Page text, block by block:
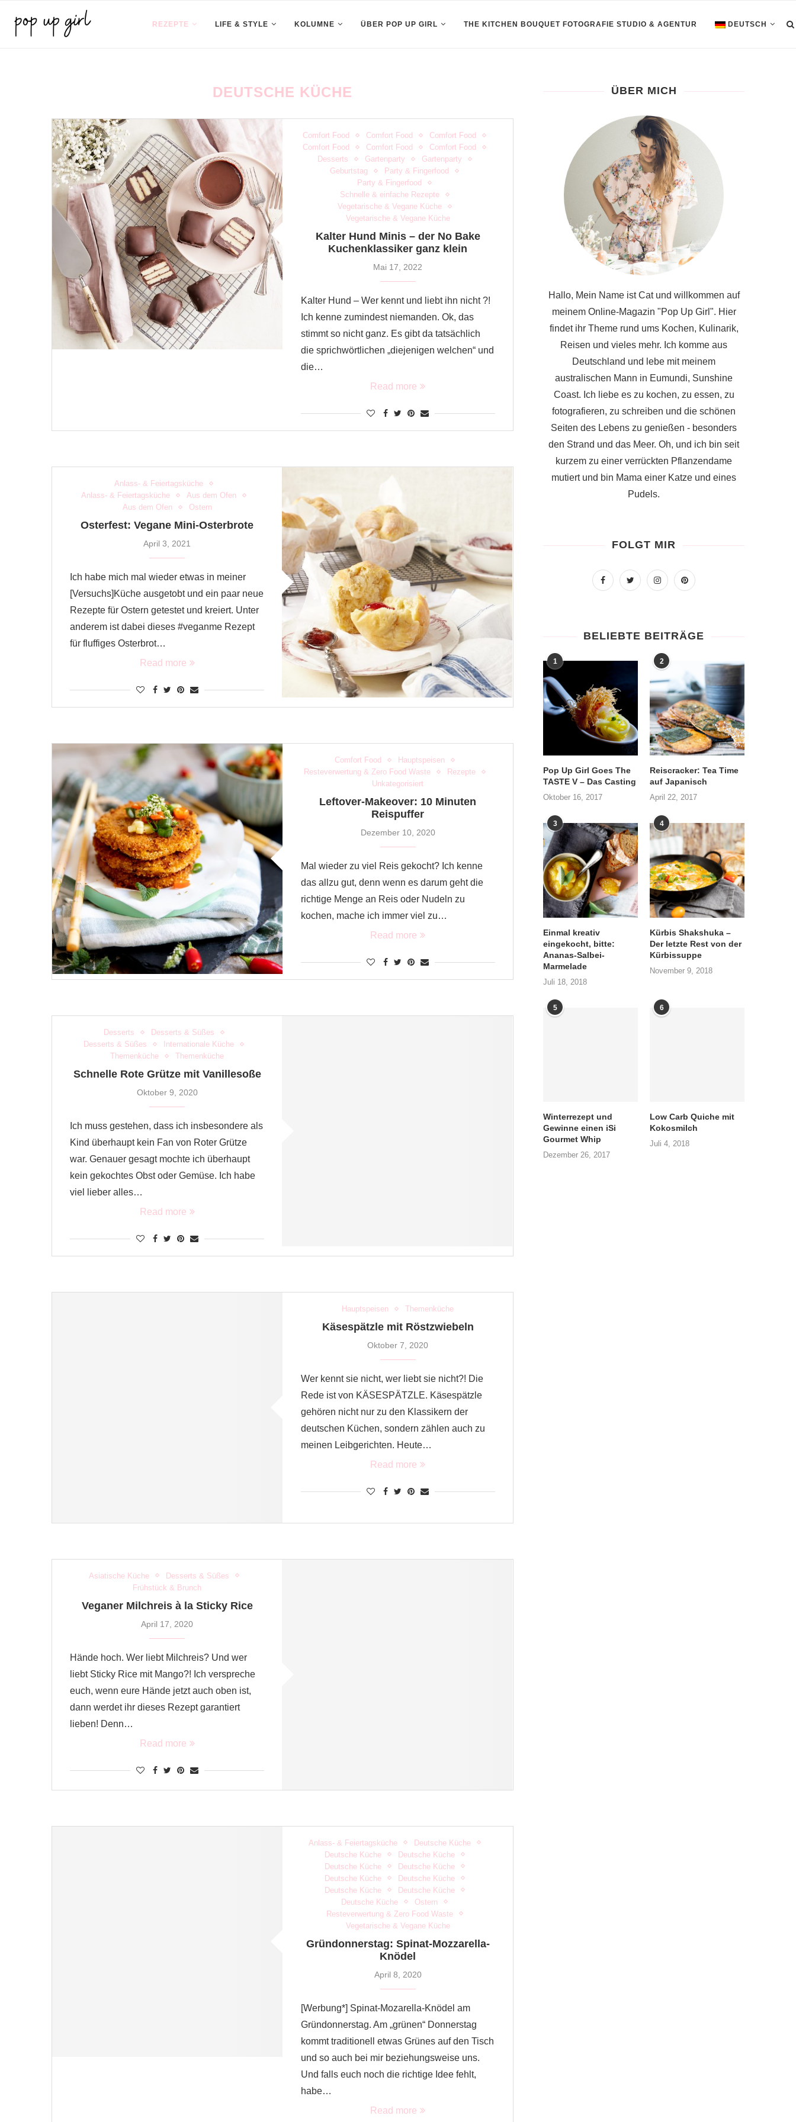
REZEPTE LIFE & STYLE KOLUMNE ÜBER POP UP GIRL THE KITCHEN BOUQUET FOTOGRAFIE STUDIO & AGENTUR DEUTSCH
DEUTSCHE KÜCHE
Comfort Food Comfort Food
Comfort Food
Comfort Food
Comfort Food
Comfort Food
Desserts
Gartenparty
Gartenparty
Geburtstag
Party & Fingerfood
Party & Fingerfood
Schnelle & einfache Rezepte
Vegetarische & Vegane Küche
Vegetarische & Vegane Küche
Kalter Hund Minis – der No Bake
Kuchenklassiker ganz klein
Mai 17, 2022
Kalter Hund – Wer kennt und liebt ihn nicht ?!
Ich kenne zumindest niemanden. Ok, das
stimmt so nicht ganz. Es gibt da tatsächlich
die sprichwörtlichen „diejenigen welchen“ und
die…
Read more
Anlass- & Feiertagsküche
Anlass- & Feiertagsküche
Aus dem Ofen
Aus dem Ofen
Ostern
Osterfest: Vegane Mini-Osterbrote
April 3, 2021
Ich habe mich mal wieder etwas in meiner
[Versuchs]Küche ausgetobt und ein paar neue
Rezepte für Ostern getestet und kreiert. Unter
anderem ist dabei dieses #veganme Rezept
für fluffiges Osterbrot…
Read more
Comfort Food
Hauptspeisen
Resteverwertung & Zero Food Waste
Rezepte
Unkategorisiert
Leftover-Makeover: 10 Minuten
Reispuffer
Dezember 10, 2020
Mal wieder zu viel Reis gekocht? Ich kenne
das allzu gut, denn wenn es darum geht die
richtige Menge an Reis oder Nudeln zu
kochen, mache ich immer viel zu…
Read more
Desserts
Desserts & Süßes
Desserts & Süßes
Internationale Küche
Themenküche
Themenküche
Schnelle Rote Grütze mit Vanillesoße
Oktober 9, 2020
Ich muss gestehen, dass ich insbesondere als
Kind überhaupt kein Fan von Roter Grütze
war. Genauer gesagt mochte ich überhaupt
kein gekochtes Obst oder Gemüse. Ich habe
viel lieber alles…
Read more
Hauptspeisen Themenküche
Käsespätzle mit Röstzwiebeln
Oktober 7, 2020
Wer kennt sie nicht, wer liebt sie nicht?! Die
Rede ist von KÄSESPÄTZLE. Käsespätzle
gehören nicht nur zu den Klassikern der
deutschen Küchen, sondern zählen auch zu
meinen Leibgerichten. Heute…
Read more
Asiatische Küche
Desserts & Süßes
Frühstück & Brunch
Veganer Milchreis à la Sticky Rice
April 17, 2020
Hände hoch. Wer liebt Milchreis? Und wer
liebt Sticky Rice mit Mango?! Ich verspreche
euch, wenn eure Hände jetzt auch oben ist,
dann werdet ihr dieses Rezept garantiert
lieben! Denn…
Read more
Anlass- & Feiertagsküche
Deutsche Küche
Deutsche Küche
Deutsche Küche
Deutsche Küche
Deutsche Küche
Deutsche Küche
Deutsche Küche
Deutsche Küche
Deutsche Küche
Deutsche Küche
Ostern
Resteverwertung & Zero Food Waste
Vegetarische & Vegane Küche
Gründonnerstag: Spinat-Mozzarella-
Knödel
April 8, 2020
[Werbung*] Spinat-Mozarella-Knödel am
Gründonnerstag. Am „grünen“ Donnerstag
kommt traditionell etwas Grünes auf den Tisch
und so auch bei mir beziehungsweise uns.
Und falls euch noch die richtige Idee fehlt,
habe…
Read more
ÜBER MICH
Hallo, Mein Name ist Cat und willkommen auf
meinem Online-Magazin "Pop Up Girl". Hier
findet ihr Theme rund ums Kochen, Kulinarik,
Reisen und vieles mehr. Ich komme aus
Deutschland und lebe mit meinem
australischen Mann in Eumundi, Sunshine
Coast. Ich liebe es zu kochen, zu essen, zu
fotografieren, zu schreiben und die schönen
Seiten des Lebens zu genießen - besonders
den Strand und das Meer. Oh, und ich bin seit
kurzem zu einer verrückten Pflanzendame
mutiert und bin Mama einer Katze und eines
Pudels.
FOLGT MIR
BELIEBTE BEITRÄGE
1
Pop Up Girl Goes The
TASTE V – Das Casting
Oktober 16, 2017
2
Reiscracker: Tea Time
auf Japanisch
April 22, 2017
3
Einmal kreativ
eingekocht, bitte:
Ananas-Salbei-
Marmelade
Juli 18, 2018
4
Kürbis Shakshuka –
Der letzte Rest von der
Kürbissuppe
November 9, 2018
5
Winterrezept und
Gewinne einen iSi
Gourmet Whip
Dezember 26, 2017
6
Low Carb Quiche mit
Kokosmilch
Juli 4, 2018